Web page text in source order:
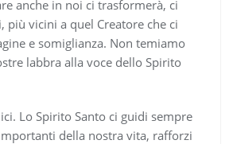
anche in noi ci trasformerà, ci
più vicini a quel Creatore che ci
e somiglianza. Non temiamo
labbra alla voce dello Spirito
Lo Spirito Santo ci guidi sempre
della nostra vita, rafforzi